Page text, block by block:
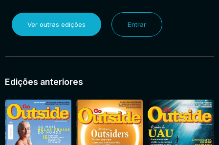
Ver outras edições Entrar
Edições anteriores